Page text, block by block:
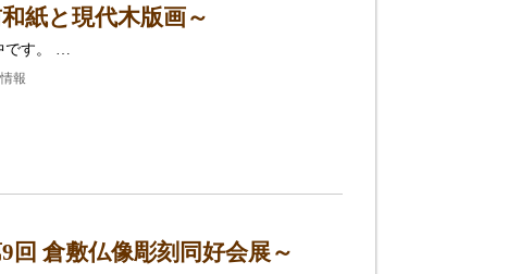
紙と現代木版画～
です。 …
報
倉敷仏像彫刻同好会展～